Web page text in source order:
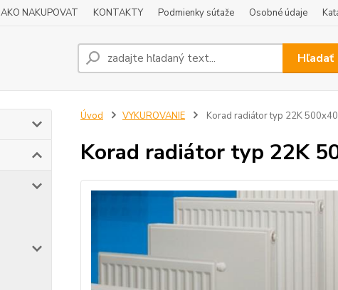
AKO NAKUPOVAT KONTAKTY Podmienky súťaže Osobné údaje
Hľadať
Úvod VYKUROVANIE Korad radiátor typ 22K
Korad radiátor typ 22K